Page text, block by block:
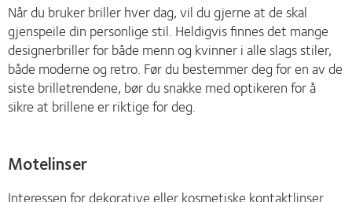
Når du bruker briller hver dag, vil du gjerne at de skal
gjenspeile din personlige stil. Heldigvis finnes det mange
designerbriller for både menn og kvinner i alle slags stiler,
både moderne og retro. Før du bestemmer deg for en av de
siste brilletrendene, bør du snakke med optikeren for å
sikre at brillene er riktige for deg.
Motelinser
Interessen for dekorative eller kosmetiske kontaktlinser